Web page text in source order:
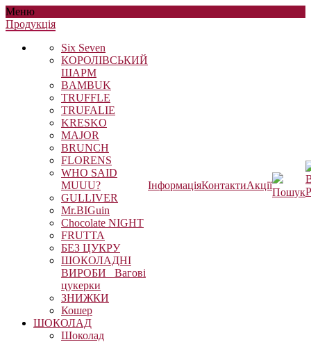
Меню
Продукцiя
Six Seven
КОРОЛІВСЬКИЙ
ШАРМ
BAMBUK
TRUFFLE
TRUFALIE
KRESKO
MAJOR
BRUNCH
FLORENS
WHO SAID
MUUU?
GULLIVER
Mr.BIGuin
Chocolate NIGHT
FRUTTA
БЕЗ ЦУКРУ
ШОКОЛАДНІ
ВИРОБИ_ Вагові
цукерки
ЗНИЖКИ
Кошер
ШОКОЛАД
Шоколад
ІнформаціяКонтактиАкції
Пошук